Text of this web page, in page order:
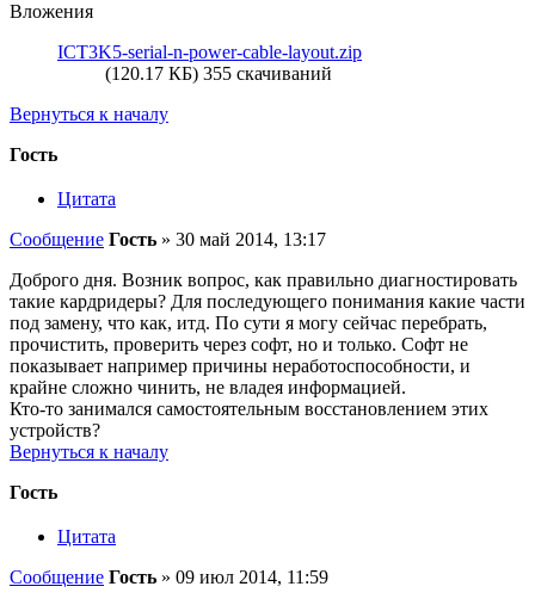
Вложения
ICT3K5-serial-n-power-cable-layout.zip
(120.17 КБ) 355 скачиваний
Вернуться к началу
Гость
Цитата
Сообщение Гость » 30 май 2014, 13:17
Доброго дня. Возник вопрос, как правильно диагностировать
такие кардридеры? Для последующего понимания какие части
под замену, что как, итд. По сути я могу сейчас перебрать,
прочистить, проверить через софт, но и только. Софт не
показывает например причины неработоспособности, и
крайне сложно чинить, не владея информацией.
Кто-то занимался самостоятельным восстановлением этих
устройств?
Вернуться к началу
Гость
Цитата
Сообщение Гость » 09 июл 2014, 11:59